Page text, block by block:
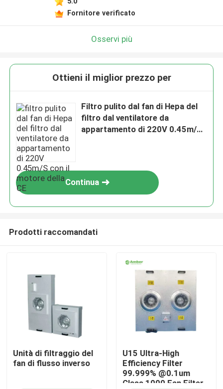
Prodotti
Fornitore verificato
Osservi più
Ottieni il miglior prezzo per
Filtro pulito dal fan di Hepa del
filtro dal ventilatore da
appartamento di 220V 0.45m/S
Continua
Prodotti raccomandati
Unità di filtraggio del
fan di flusso inverso
U15 Ultra-High
Efficiency Filter
99.999% @0.1um
Class 1000 Fan Filter